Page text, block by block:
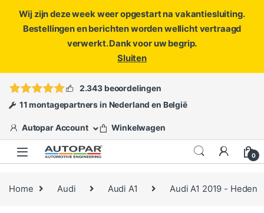
Wij zijn deze week weer opgestart na vakantiesluiting.
Bestellingen en berichten worden wellicht vertraagd
verwerkt. Dank voor uw begrip.
Sluiten
ofopen een ticket
2.343 beoordelingen
11 montagepartners in Nederland en België
Autopar Account Winkelwagen
0
Home Audi Audi A1 Audi A1 2019 - Heden